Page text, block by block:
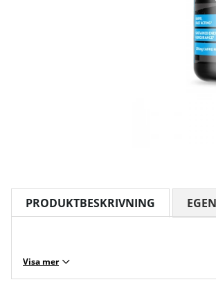
PRODUKTBESKRIVNING
Visa mer